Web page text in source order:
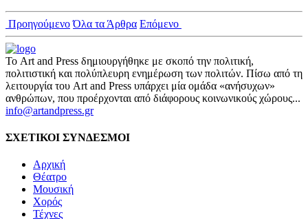
Προηγούμενο Όλα τα Άρθρα Επόμενο
Το Art and Press δημιουργήθηκε με σκοπό την πολιτική,
πολιτιστική και πολύπλευρη ενημέρωση των πολιτών. Πίσω από τη
λειτουργία του Art and Press υπάρχει μία ομάδα «ανήσυχων»
ανθρώπων, που προέρχονται από διάφορους κοινωνικούς χώρους...
info@artandpress.gr
ΣΧΕΤΙΚΟΙ ΣΥΝΔΕΣΜΟΙ
Αρχική
Θέατρο
Μουσική
Χορός
Τέχνες